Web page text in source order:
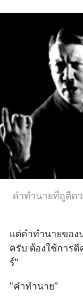
คำทำนายที่ถูตีค
แต่คำทำนายของ
ครับ ต้องใช้การตี
ร์"
"คำทำนาย"